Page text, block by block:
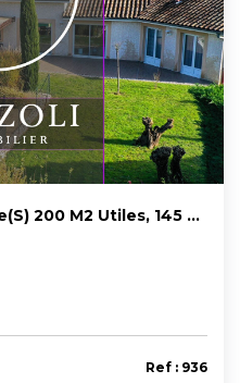
Maison Eyzin Pinet 6 Pièce(s) 200 M2 Utiles, 145 M2 Habitables
Ref : 936